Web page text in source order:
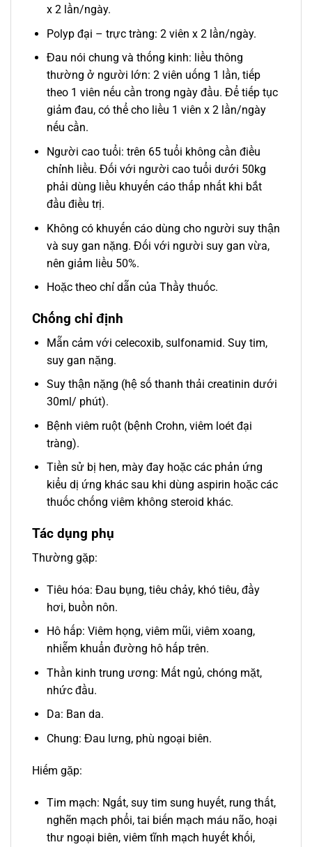
x 2 lần/ngày.
Polyp đại – trực tràng: 2 viên x 2 lần/ngày.
Đau nói chung và thống kinh: liều thông
thường ở người lớn: 2 viên uống 1 lần, tiếp
theo 1 viên nếu cần trong ngày đầu. Để tiếp tục
giảm đau, có thể cho liều 1 viên x 2 lần/ngày
nếu cần.
Người cao tuổi: trên 65 tuổi không cần điều
chỉnh liều. Đối với người cao tuổi dưới 50kg
phải dùng liều khuyến cáo thấp nhất khi bắt
đầu điều trị.
Không có khuyến cáo dùng cho người suy thận
và suy gan nặng. Đối với người suy gan vừa,
nên giảm liều 50%.
Hoặc theo chỉ dẫn của Thầy thuốc.
Chống chỉ định
Mẫn cảm với celecoxib, sulfonamid. Suy tim,
suy gan nặng.
Suy thận nặng (hệ số thanh thải creatinin dưới
30ml/ phút).
Bệnh viêm ruột (bệnh Crohn, viêm loét đại
tràng).
Tiền sử bị hen, mày đay hoặc các phản ứng
kiểu dị ứng khác sau khi dùng aspirin hoặc các
thuốc chống viêm không steroid khác.
Tác dụng phụ
Thường gặp:
Tiêu hóa: Đau bụng, tiêu chảy, khó tiêu, đầy
hơi, buồn nôn.
Hô hấp: Viêm họng, viêm mũi, viêm xoang,
nhiễm khuẩn đường hô hấp trên.
Thần kinh trung ương: Mất ngủ, chóng mặt,
nhức đầu.
Da: Ban da.
Chung: Đau lưng, phù ngoại biên.
Hiếm gặp:
Tim mạch: Ngất, suy tim sung huyết, rung thất,
nghẽn mạch phổi, tai biến mạch máu não, hoại
thư ngoại biên, viêm tĩnh mạch huyết khối,